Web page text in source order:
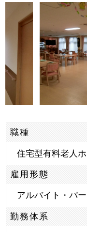
職種
住宅型有料老人
雇用形態
アルバイト・パー
勤務体系